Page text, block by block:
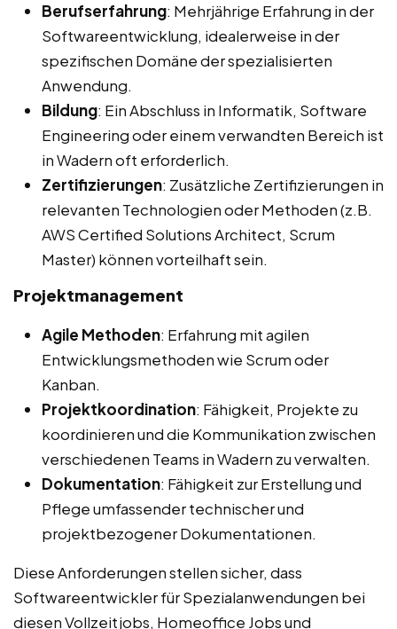
Berufserfahrung: Mehrjährige Erfahrung in der
Softwareentwicklung, idealerweise in der
spezifischen Domäne der spezialisierten
Anwendung.
Bildung: Ein Abschluss in Informatik, Software
Engineering oder einem verwandten Bereich ist
in Wadern oft erforderlich.
Zertifizierungen: Zusätzliche Zertifizierungen in
relevanten Technologien oder Methoden (z.B.
AWS Certified Solutions Architect, Scrum
Master) können vorteilhaft sein.
Projektmanagement
Agile Methoden: Erfahrung mit agilen
Entwicklungsmethoden wie Scrum oder
Kanban.
Projektkoordination: Fähigkeit, Projekte zu
koordinieren und die Kommunikation zwischen
verschiedenen Teams in Wadern zu verwalten.
Dokumentation: Fähigkeit zur Erstellung und
Pflege umfassender technischer und
projektbezogener Dokumentationen.
Diese Anforderungen stellen sicher, dass
Softwareentwickler für Spezialanwendungen bei
diesen Vollzeitjobs, Homeoffice Jobs und